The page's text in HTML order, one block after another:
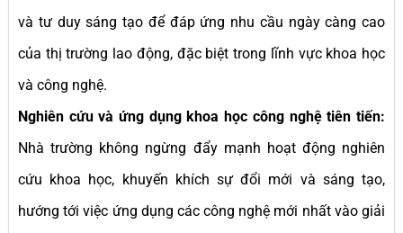
và tư duy sáng tạo để đáp ứng nhu cầu ngày càng cao
của thị trường lao động, đặc biệt trong lĩnh vực khoa học
và công nghệ.
Nghiên cứu và ứng dụng khoa học công nghệ tiên tiến:
Nhà trường không ngừng đẩy mạnh hoạt động nghiên
cứu khoa học, khuyến khích sự đổi mới và sáng tạo,
hướng tới việc ứng dụng các công nghệ mới nhất vào giải